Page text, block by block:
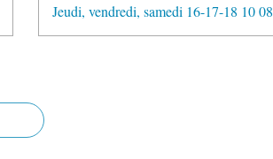
Jeudi, vendredi, samedi 16-17-18 10 08